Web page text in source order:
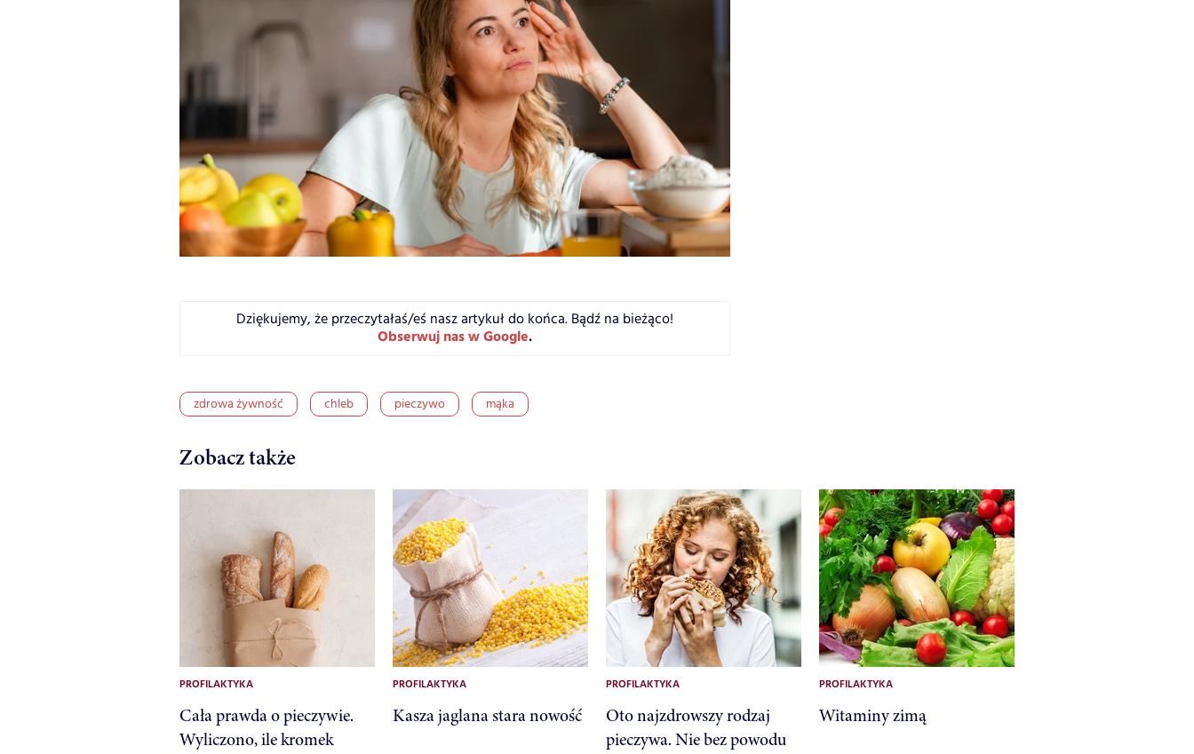
Dziękujemy, że przeczytałaś/eś nasz artykuł do końca. Bądź na bieżąco!
Obserwuj nas w Google.
zdrowa żywność chleb pieczywo mąka
Zobacz także
PROFILAKTYKA
Cała prawda o pieczywie.
Wyliczono, ile kromek
PROFILAKTYKA
Kasza jaglana stara nowość
PROFILAKTYKA
Oto najzdrowszy rodzaj
pieczywa. Nie bez powodu
PROFILAKTYKA
Witaminy zimą